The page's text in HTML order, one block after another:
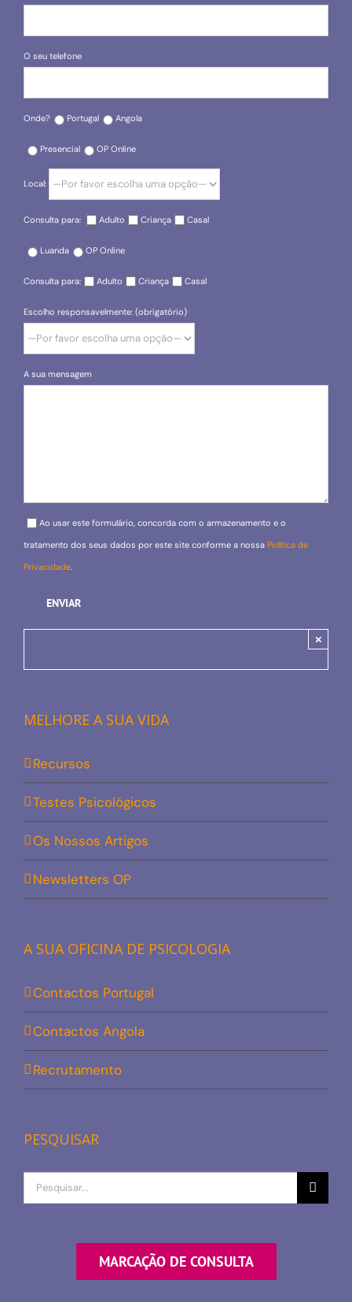
O seu telefone
Onde? Portugal Angola
Presencial OP Online
Local:
Consulta para: Adulto Criança Casal
Luanda OP Online
Consulta para: Adulto Criança Casal
Escolho responsavelmente: (obrigatório)
A sua mensagem
Please leave this field empty.
Ao usar este formulário, concorda com o armazenamento e o
tratamento dos seus dados por este site conforme a nossa Política de
Privacidade
×
MELHORE A SUA VIDA
Recursos
Testes Psicológicos
Os Nossos Artigos
Newsletters OP
A SUA OFICINA DE PSICOLOGIA
Contactos Portugal
Contactos Angola
Recrutamento
PESQUISAR
Procurar
por
MARCAÇÃO DE CONSULTA